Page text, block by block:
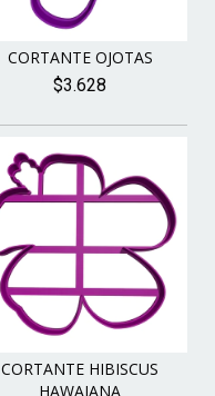
CORTANTE OJOTAS
$3.628
CORTANTE HIBISCUS
HAWAIANA